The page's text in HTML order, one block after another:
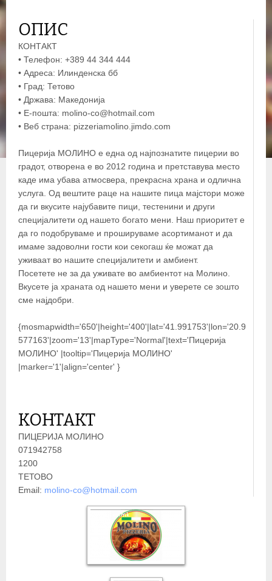
ОПИС
КОНТАКТ
• Телефон: +389 44 344 444
• Адреса: Илинденска бб
• Град: Тетово
• Држава: Македонија
• Е-пошта: molino-co@hotmail.com
• Веб страна: pizzeriamolino.jimdo.com
Пицерија МОЛИНО е една од најпознатите пицерии во
градот, отворена е во 2012 година и претставува место
каде има убава атмосвера, прекрасна храна и одлична
услуга. Од вештите раце на нашите пица мајстори може
да ги вкусите најубавите пици, тестенини и други
специјалитети од нашето богато мени. Наш приоритет е
да го подобруваме и прошируваме асортиманот и да
имаме задоволни гости кои секогаш ќе можат да
уживаат во нашите специјалитети и амбиент.
Посетете не за да уживате во амбиентот на Молино.
Вкусете ја храната од нашето мени и уверете се зошто
сме најдобри.
{mosmapwidth='650'|height='400'|lat='41.991753'|lon='20.9
577163'|zoom='13'|mapType='Normal'|text='Пицерија
МОЛИНО' |tooltip='Пицерија МОЛИНО'
|marker='1'|align='center' }
КОНТАКТ
ПИЦЕРИЈА МОЛИНО
071942758
1200
ТЕТОВО
Email: molino-co@hotmail.com